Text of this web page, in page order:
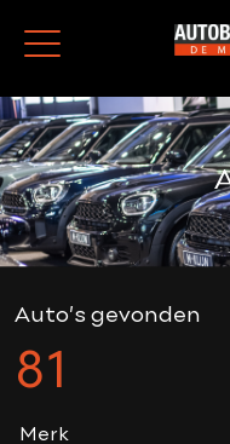
Auto’s gevonden
81